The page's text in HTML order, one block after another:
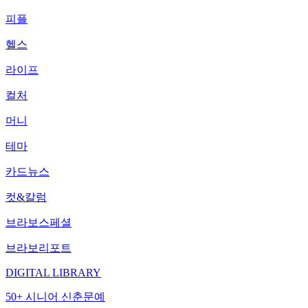
피플
헬스
라이프
컬처
머니
테마
카드뉴스
컷&칼럼
브라보스페셜
브라보리포트
DIGITAL LIBRARY
50+ 시니어 신춘문예